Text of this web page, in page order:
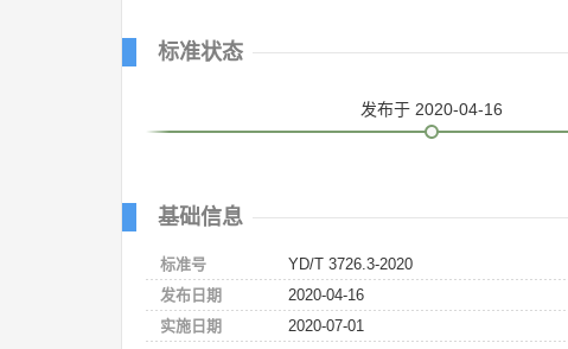
标准状态
发布于 2020-04-16
基础信息
标准号
YD/T 3726.3-2020
发布日期
2020-04-16
实施日期
2020-07-01